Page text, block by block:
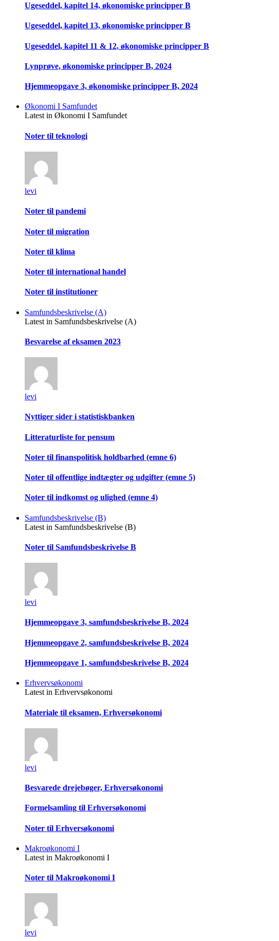
Ugeseddel, kapitel 14, økonomiske principper B
Ugeseddel, kapitel 13, økonomiske principper B
Ugeseddel, kapitel 11 & 12, økonomiske principper B
Lynprøve, økonomiske principper B, 2024
Hjemmeopgave 3, økonomiske principper B, 2024
Økonomi I Samfundet
Latest in Økonomi I Samfundet
Noter til teknologi
levi
Noter til pandemi
Noter til migration
Noter til klima
Noter til international handel
Noter til institutioner
Samfundsbeskrivelse (A)
Latest in Samfundsbeskrivelse (A)
Besvarelse af eksamen 2023
levi
Nyttiger sider i statistiskbanken
Litteraturliste for pensum
Noter til finanspolitisk holdbarhed (emne 6)
Noter til offentlige indtægter og udgifter (emne 5)
Noter til indkomst og ulighed (emne 4)
Samfundsbeskrivelse (B)
Latest in Samfundsbeskrivelse (B)
Noter til Samfundsbeskrivelse B
levi
Hjemmeopgave 3, samfundsbeskrivelse B, 2024
Hjemmeopgave 2, samfundsbeskrivelse B, 2024
Hjemmeopgave 1, samfundsbeskrivelse B, 2024
Erhvervsøkonomi
Latest in Erhvervsøkonomi
Materiale til eksamen, Erhversøkonomi
levi
Besvarede drejebøger, Erhversøkonomi
Formelsamling til Erhversøkonomi
Noter til Erhversøkonomi
Makroøkonomi I
Latest in Makroøkonomi I
Noter til Makroøkonomi I
levi